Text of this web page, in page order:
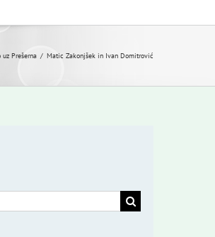
uz Prešerna Matic Zakonjšek in Ivan Domitrović